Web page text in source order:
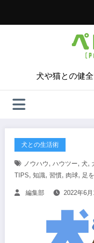
犬や猫との健
犬との生活術
ノウハウ , ハウツー, 犬,
TIPS, 知識, 習慣, 肉球, 足
編集部 2022年6月